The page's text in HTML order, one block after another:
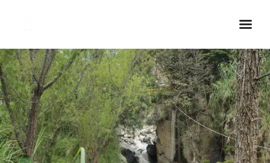
Inicio Real FM
Streaming
En Vivo
Descarga La APP
Programas